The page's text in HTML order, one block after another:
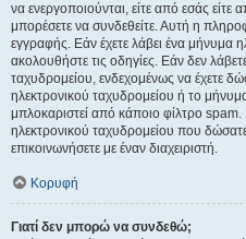
να ενεργοποιούνται, είτε από εσάς είτε
μπορέσετε να συνδεθείτε. Αυτή η
εγγραφής. Εάν έχετε λάβει ένα μήνυμα
ακολουθήστε τις οδηγίες. Εάν δεν
ταχυδρομείου, ενδεχομένως να έχετε
ηλεκτρονικού ταχυδρομείου ή το
μπλοκαριστεί από κάποιο φίλτρο spam.
ηλεκτρονικού ταχυδρομείου που
επικοινωνήσετε με έναν διαχειριστή.
Κορυφή
Γιατί δεν μπορώ να συνδεθώ;